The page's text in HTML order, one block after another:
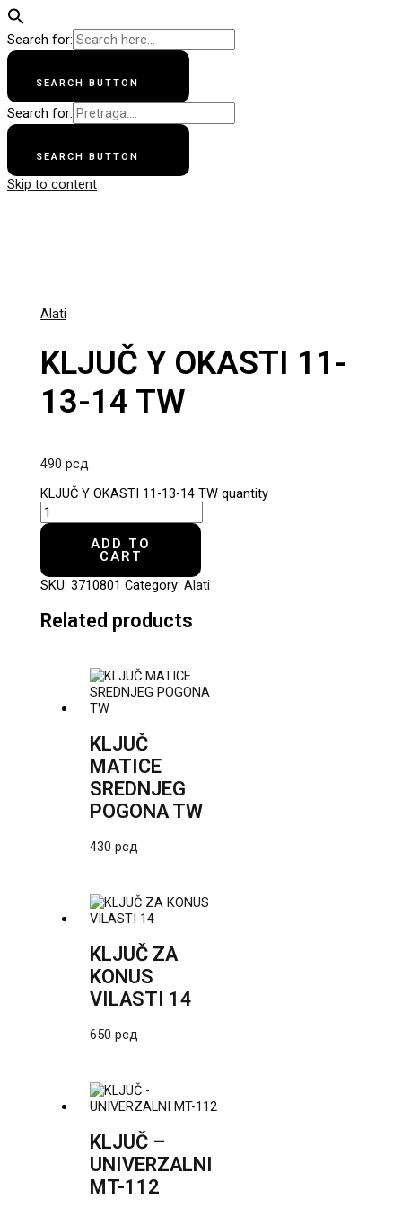
Search for:
SEARCH BUTTON
Search for:
SEARCH BUTTON
Skip to content
Alati
KLJUČ Y OKASTI 11-
13-14 TW
490рсд
KLJUČ Y OKASTI 11-13-14 TW quantity
ADD TO
CART
SKU:3710801 Category:Alati
Related products
KLJUČ
MATICE
SREDNJEG
POGONA TW
430 рсд
KLJUČ ZA
KONUS
VILASTI 14
650 рсд
KLJUČ –
UNIVERZALNI
MT-112